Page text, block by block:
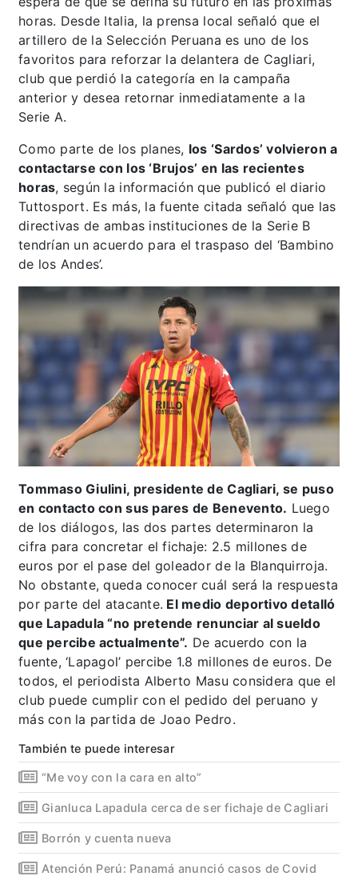
horas. Desde Italia, la prensa local señaló que el
artillero de la Selección Peruana es uno de los
favoritos para reforzar la delantera de Cagliari,
club que perdió la categoría en la campaña
anterior y desea retornar inmediatamente a la
Serie A.
Como parte de los planes, los ‘Sardos’ volvieron a
contactarse con los ‘Brujos’ en las recientes
horas, según la información que publicó el diario
Tuttosport. Es más, la fuente citada señaló que las
directivas de ambas instituciones de la Serie B
tendrían un acuerdo para el traspaso del ‘Bambino
de los Andes’.
Tommaso Giulini, presidente de Cagliari, se puso
en contacto con sus pares de Benevento. Luego
de los diálogos, las dos partes determinaron la
cifra para concretar el fichaje: 2.5 millones de
euros por el pase del goleador de la Blanquirroja.
No obstante, queda conocer cuál será la respuesta
por parte del atacante. El medio deportivo detalló
que Lapadula “no pretende renunciar al sueldo
que percibe actualmente”. De acuerdo con la
fuente, ‘Lapagol’ percibe 1.8 millones de euros. De
todos, el periodista Alberto Masu considera que el
club puede cumplir con el pedido del peruano y
más con la partida de Joao Pedro.
También te puede interesar
“Me voy con la cara en alto”
Gianluca Lapadula cerca de ser fichaje de Cagliari
Borrón y cuenta nueva
Atención Perú: Panamá anunció casos de Covid